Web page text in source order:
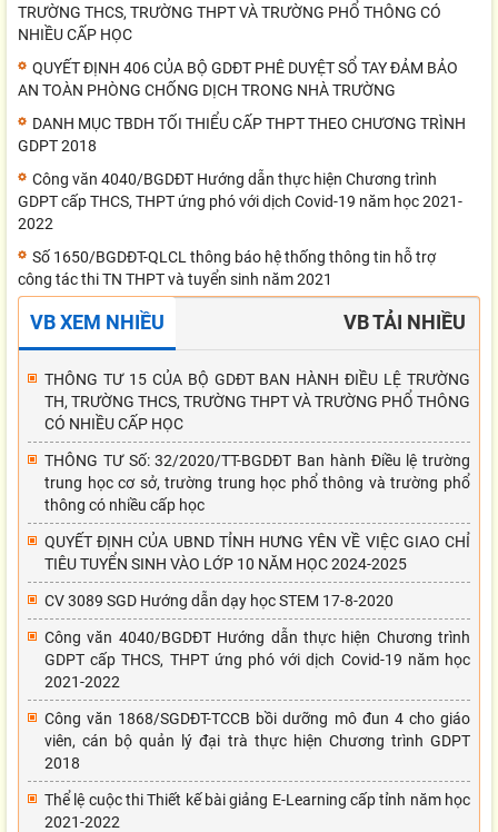
TRƯỜNG THCS, TRƯỜNG THPT VÀ TRƯỜNG PHỔ THÔNG CÓ
NHIỀU CẤP HỌC
QUYẾT ĐỊNH 406 CỦA BỘ GDĐT PHÊ DUYỆT SỔ TAY ĐẢM BẢO
AN TOÀN PHÒNG CHỐNG DỊCH TRONG NHÀ TRƯỜNG
DANH MỤC TBDH TỐI THIỂU CẤP THPT THEO CHƯƠNG TRÌNH
GDPT 2018
Công văn 4040/BGDĐT Hướng dẫn thực hiện Chương trình
GDPT cấp THCS, THPT ứng phó với dịch Covid-19 năm học 2021-
2022
Số 1650/BGDĐT-QLCL thông báo hệ thống thông tin hỗ trợ
công tác thi TN THPT và tuyển sinh năm 2021
VB XEM NHIỀU VB TẢI NHIỀU
THÔNG TƯ 15 CỦA BỘ GDĐT BAN HÀNH ĐIỀU LỆ TRƯỜNG
TH, TRƯỜNG THCS, TRƯỜNG THPT VÀ TRƯỜNG PHỔ THÔNG
CÓ NHIỀU CẤP HỌC
THÔNG TƯ Số: 32/2020/TT-BGDĐT Ban hành Điều lệ trường
trung học cơ sở, trường trung học phổ thông và trường phổ
thông có nhiều cấp học
QUYẾT ĐỊNH CỦA UBND TỈNH HƯNG YÊN VỀ VIỆC GIAO CHỈ
TIÊU TUYỂN SINH VÀO LỚP 10 NĂM HỌC 2024-2025
CV 3089 SGD Hướng dẫn dạy học STEM 17-8-2020
Công văn 4040/BGDĐT Hướng dẫn thực hiện Chương trình
GDPT cấp THCS, THPT ứng phó với dịch Covid-19 năm học
2021-2022
Công văn 1868/SGDĐT-TCCB bồi dưỡng mô đun 4 cho giáo
viên, cán bộ quản lý đại trà thực hiện Chương trình GDPT
2018
Thể lệ cuộc thi Thiết kế bài giảng E-Learning cấp tỉnh năm học
2021-2022